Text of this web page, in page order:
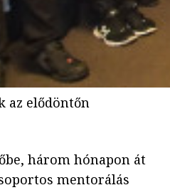
az elődöntőn
három hónapon át
mentorálás